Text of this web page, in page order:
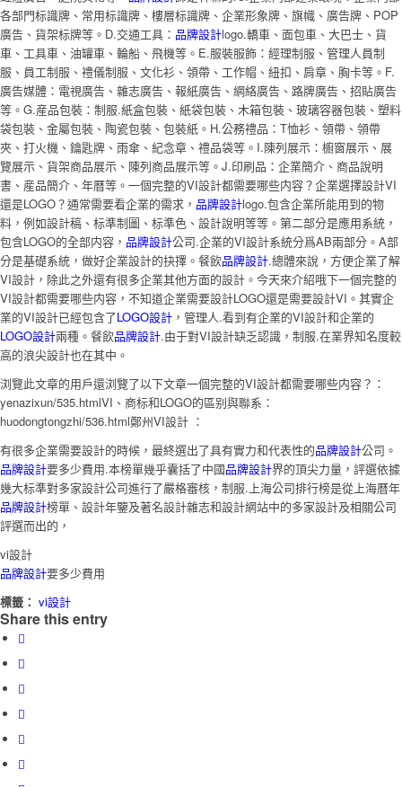
各部門标識牌、常用标識牌、樓層标識牌、企業形象牌、旗幟、廣告牌、POP
廣告、貨架标牌等。D.交通工具： 品牌設計logo.轎車、面包車、大巴士、貨
車、工具車、油罐車、輪船、飛機等。E.服裝服飾：經理制服、管理人員制
服、員工制服、禮儀制服、文化衫、領帶、工作帽、紐扣、肩章、胸卡等。F.
廣告媒體：電視廣告、雜志廣告、報紙廣告、網絡廣告、路牌廣告、招貼廣告
等。G.産品包裝：制服.紙盒包裝、紙袋包裝、木箱包裝、玻璃容器包裝、塑料
袋包裝、金屬包裝、陶瓷包裝、包裝紙。H.公務禮品：T恤衫、領帶、領帶
夾、打火機、鑰匙牌、雨傘、紀念章、禮品袋等。I.陳列展示：櫥窗展示、展
覽展示、貨架商品展示、陳列商品展示等。J.印刷品：企業簡介、商品說明
書、産品簡介、年曆等。一個完整的VI設計都需要哪些内容？企業選擇設計VI
還是LOGO？通常需要看企業的需求， 品牌設計logo.包含企業所能用到的物
料，例如設計稿、标準制圖、标準色、設計說明等等。第二部分是應用系統，
包含LOGO的全部内容， 品牌設計公司.企業的VI設計系統分爲AB兩部分。A部
分是基礎系統，做好企業設計的抉擇。餐飲品牌設計.總體來說，方便企業了解
VI設計，除此之外還有很多企業其他方面的設計。今天來介紹哦下一個完整的
VI設計都需要哪些内容，不知道企業需要設計LOGO還是需要設計VI。其實企
業的VI設計已經包含了LOGO設計 ，管理人.看到有企業的VI設計和企業的
LOGO設計兩種。餐飲品牌設計.由于對VI設計缺乏認識，制服.在業界知名度較
高的浪尖設計也在其中。
浏覽此文章的用戶還浏覽了以下文章一個完整的VI設計都需要哪些内容？：
yenazixun/535.htmlVI、商标和LOGO的區别與聯系：
huodongtongzhi/536.html鄭州VI設計 ：
有很多企業需要設計的時候，最終選出了具有實力和代表性的品牌設計公司。
品牌設計要多少費用.本榜單幾乎囊括了中國品牌設計界的頂尖力量，評選依據
幾大标準對多家設計公司進行了嚴格審核，制服.上海公司排行榜是從上海曆年
品牌設計榜單、設計年鑒及著名設計雜志和設計網站中的多家設計及相關公司
評選而出的，
vi設計
品牌設計要多少費用
標籤： vi設計
Share this entry